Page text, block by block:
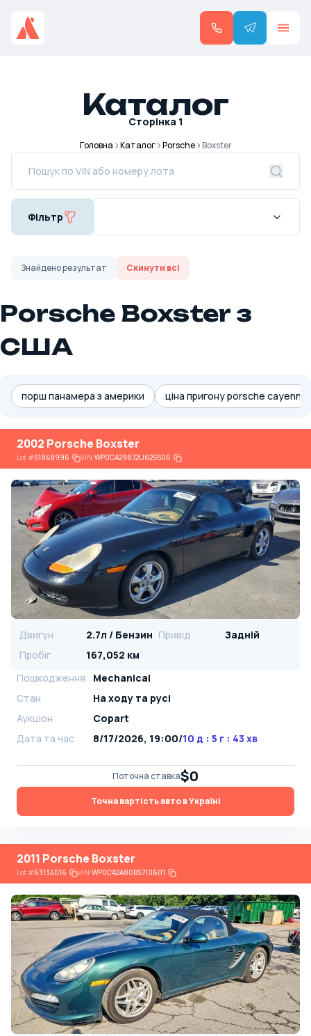
Каталог
Сторінка 1
Головна Каталог Porsche Boxster
Фільтр
Знайденорезультат Скинути всі
Porsche Boxster з
США
порш панамера з америки ціна пригону porsche cayenne
2002 Porsche Boxster
Lot#51848996 VIN:WP0CA29872U625506
Двигун 2.7л / Бензин Привід
Задній
Пробіг
167,052 км
Пошкодження
Mechanical
Стан
На ​​ходу та русі
Аукціон
Copart
Дата та час
8/17/2026, 19:00/10 д : 5 г : 43 хв
Поточна ставка$0
Точна вартість авто в Україні
2011 Porsche Boxster
Lot#63134016 VIN:WP0CA2A80BS710601